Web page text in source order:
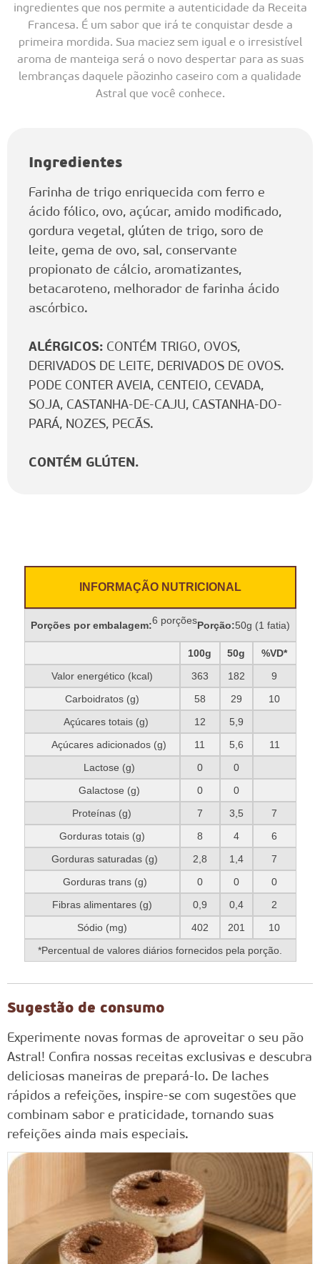
ingredientes que nos permite a autenticidade da Receita
Francesa. É um sabor que irá te conquistar desde a
primeira mordida. Sua maciez sem igual e o irresistível
aroma de manteiga será o novo despertar para as suas
lembranças daquele pãozinho caseiro com a qualidade
Astral que você conhece.
Ingredientes
Farinha de trigo enriquecida com ferro e
ácido fólico, ovo, açúcar, amido modificado,
gordura vegetal, glúten de trigo, soro de
leite, gema de ovo, sal, conservante
propionato de cálcio, aromatizantes,
betacaroteno, melhorador de farinha ácido
ascórbico.
ALÉRGICOS: CONTÉM TRIGO, OVOS,
DERIVADOS DE LEITE, DERIVADOS DE OVOS.
PODE CONTER AVEIA, CENTEIO, CEVADA,
SOJA, CASTANHA-DE-CAJU, CASTANHA-DO-
PARÁ, NOZES, PECÃS.
CONTÉM GLÚTEN.
INFORMAÇÃO NUTRICIONAL
Porções por embalagem:6 porçõesPorção:50g (1 fatia)
100g 50g
%VD*
Valor energético (kcal)
363 182
9
Carboidratos (g)
58 29
10
Açúcares totais (g)
12
5,9
Açúcares adicionados (g)
11 5,6
11
Lactose (g)
0
0
Galactose (g)
0
0
Proteínas (g)
7 3,5
7
Gorduras totais (g)
8 4
6
Gorduras saturadas (g)
2,8 1,4
7
Gorduras trans (g)
0 0
0
Fibras alimentares (g)
0,9 0,4
2
Sódio (mg)
402 201
10
*Percentual de valores diários fornecidos pela porção.
Sugestão de consumo
Experimente novas formas de aproveitar o seu pão
Astral! Confira nossas receitas exclusivas e descubra
deliciosas maneiras de prepará-lo. De laches
rápidos a refeições, inspire-se com sugestões que
combinam sabor e praticidade, tornando suas
refeições ainda mais especiais.